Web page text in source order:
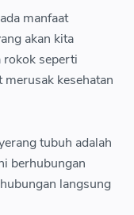
manfaat
akan kita
rokok seperti
kesehatan
tubuh adalah
berhubungan
langsung